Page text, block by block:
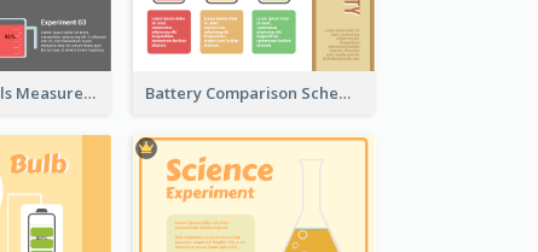
Laboratory Tools Measurement And Comparison Battery Comparison Schematic Diagram